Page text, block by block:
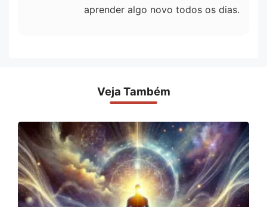
aprender algo novo todos os dias.
Veja Também